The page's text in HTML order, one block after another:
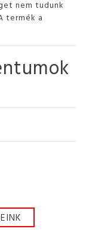
nem tudunk
termék a